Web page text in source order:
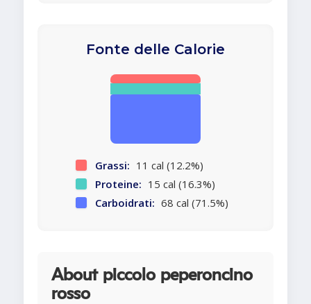
Fonte delle Calorie
Grassi: 11 cal (12.2%)
Proteine: 15 cal (16.3%)
Carboidrati: 68 cal (71.5%)
About piccolo peperoncino
rosso